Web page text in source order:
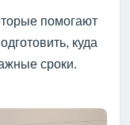
помогают
куда
сроки.